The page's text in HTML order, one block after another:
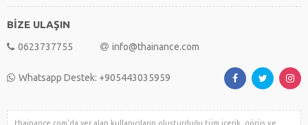
BİZE ULAŞIN
0623737755 info@thainance.com
Whatsapp Destek: +905443035959
thainance.com'da yer alan kullanıcıların oluşturduğu tüm içerik, görüş ve